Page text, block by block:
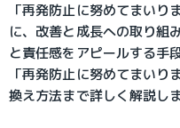
「再発防止に努めてまいり
に、改善と成長への取り組
と責任感をアピールする手
「再発防止に努めてまい
換え方法まで詳しく解説しま